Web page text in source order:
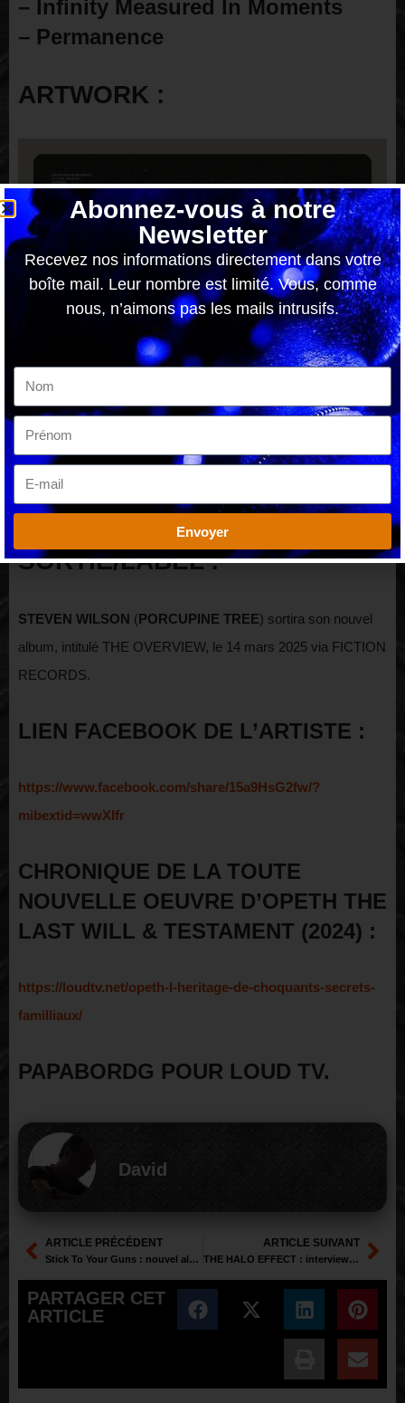
– Infinity Measured In Moments
– Permanence
ARTWORK :
Pochette de la nouvelle oeuvre de STEVE WILSON
SORTIE/LABEL :
­STEVEN WILSON (PORCUPINE TREE) sortira son nouvel
album, intitulé THE OVERVIEW, le 14 mars 2025 via FICTION
RECORDS.
LIEN FACEBOOK DE L’ARTISTE :
https://www.facebook.com/share/15a9HsG2fw/?
mibextid=wwXIfr
CHRONIQUE DE LA TOUTE
NOUVELLE OEUVRE D’OPETH THE
LAST WILL & TESTAMENT (2024) :
https://loudtv.net/opeth-l-heritage-de-choquants-secrets-
familliaux/
PAPABORDG POUR LOUD TV.
David
ARTICLE PRÉCÉDENT
Stick To Your Guns : nouvel album et concert parisien imminent !
ARTICLE SUIVANT
THE HALO EFFECT : interview pour « March of the unheard »
PARTAGER CET
ARTICLE
Abonnez-vous à notre
Newsletter
Recevez nos informations directement dans votre
boîte mail. Leur nombre est limité. Vous, comme
nous, n’aimons pas les mails intrusifs.
Envoyer